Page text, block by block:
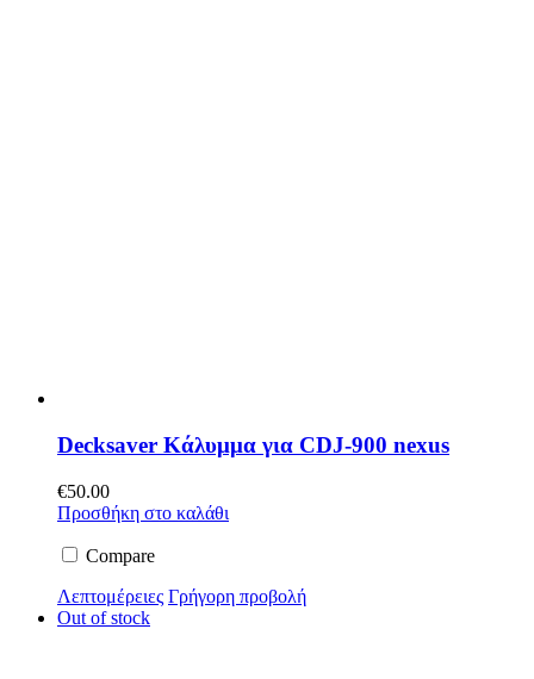
Decksaver Κάλυμμα για CDJ-900 nexus
€50.00
Προσθήκη στο καλάθι
Compare
Λεπτομέρειες Γρήγορη προβολή
Out of stock